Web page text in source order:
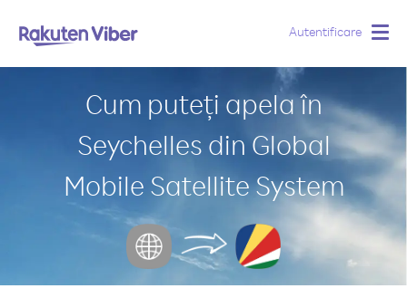
Autentificare
Cum puteți apela în
Seychelles din Global
Mobile Satellite System